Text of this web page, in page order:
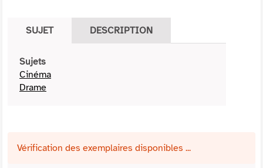
SUJET DESCRIPTION
Sujets
Cinéma
Drame
Vérification des exemplaires disponibles ...